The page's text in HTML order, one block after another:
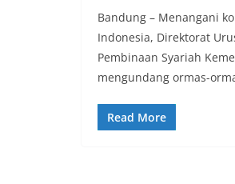
Bandung – Menangani
Indonesia, Direktorat
Pembinaan Syariah
mengundang ormas-
Read More